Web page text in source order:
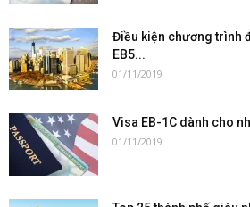
Điều kiện chương trình
EB5...
01/11/2019
Visa EB-1C dành cho
01/11/2019